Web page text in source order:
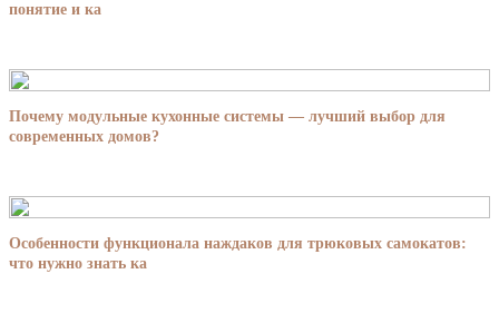
понятие и ка
Почему модульные кухонные системы — лучший выбор для
современных домов?
Особенности функционала наждаков для трюковых самокатов:
что нужно знать ка